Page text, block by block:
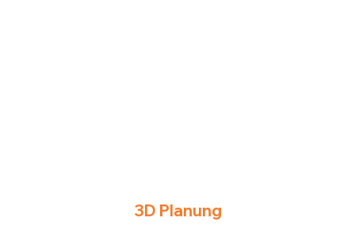
3D Planung